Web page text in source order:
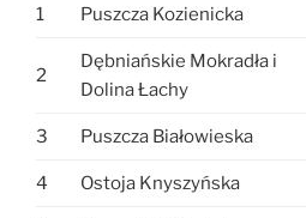
1 Puszcza Kozienicka
2
Dębniańskie Mokradła i
Dolina Łachy
3 Puszcza Białowieska
4 Ostoja Knyszyńska